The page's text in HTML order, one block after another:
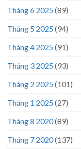
Tháng 6 2025(89)
Tháng 5 2025(94)
Tháng 4 2025(91)
Tháng 3 2025(93)
Tháng 2 2025(101)
Tháng 1 2025(27)
Tháng 8 2020(89)
Tháng 7 2020(137)